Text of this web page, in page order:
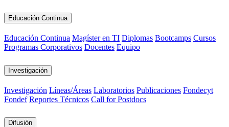
Educación Continua
Educación Continua Magíster en TI Diplomas Bootcamps Cursos
Programas Corporativos Docentes Equipo
Investigación
Investigación Líneas/Áreas Laboratorios Publicaciones Fondecyt
Fondef Reportes Técnicos Call for Postdocs
Difusión